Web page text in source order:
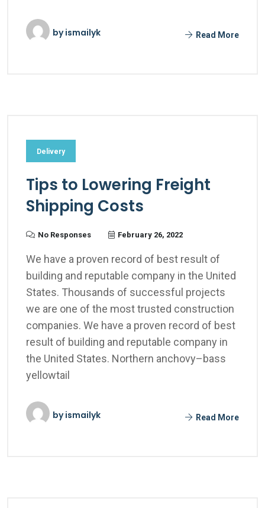
byismailyk Read More
Delivery
Tips to Lowering Freight
Shipping Costs
No Responses February 26, 2022
We have a proven record of best result of
building and reputable company in the United
States. Thousands of successful projects
we are one of the most trusted construction
companies. We have a proven record of best
result of building and reputable company in
the United States. Northern anchovy–bass
yellowtail
byismailyk Read More